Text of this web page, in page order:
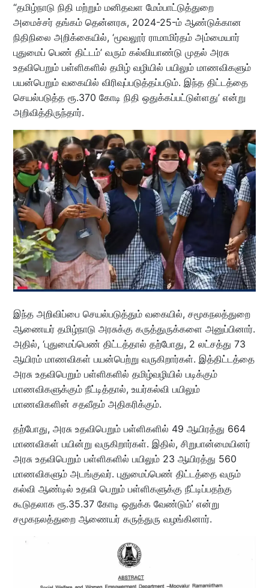
“தமிழ்நாடு நிதி மற்றும் மனிதவள மேம்பாட்டுத்துறை
அமைச்சர் தங்கம் தென்னரசு, 2024-25-ம் ஆண்டுக்கான
நிதிநிலை அறிக்கையில், ‘மூவலூர் ராமாமிர்தம் அம்மையார்
புதுமைப் பெண் திட்டம்’ வரும் கல்வியாண்டு முதல் அரசு
உதவிபெறும் பள்ளிகளில் தமிழ் வழியில் பயிலும் மாணவிகளும்
பயன்பெறும் வகையில் விரிவுப்படுத்தப்படும். இந்த திட்டத்தை
செயல்படுத்த ரூ.370 கோடி நிதி ஒதுக்கப்பட்டுள்ளது’ என்று
அறிவித்திருந்தார்.
இந்த அறிவிப்பை செயல்படுத்தும் வகையில், சமூகநலத்துறை
ஆணையர் தமிழ்நாடு அரசுக்கு கருத்துருக்களை அனுப்பினார்.
அதில், ‘புதுமைப்பெண் திட்டத்தால் தற்போது, 2 லட்சத்து 73
ஆயிரம் மாணவிகள் பயன்பெற்று வருகிறார்கள். இத்திட்டத்தை
அரசு உதவிபெறும் பள்ளிகளில் தமிழ்வழியில் படிக்கும்
மாணவிகளுக்கும் நீட்டித்தால், உயர்கல்வி பயிலும்
மாணவிகளின் சதவீதம் அதிகரிக்கும்.
தற்போது, அரசு உதவிபெறும் பள்ளிகளில் 49 ஆயிரத்து 664
மாணவிகள் பயின்று வருகிறார்கள். இதில், சிறுபான்மையினர்
அரசு உதவிபெறும் பள்ளிகளில் பயிலும் 23 ஆயிரத்து 560
மாணவிகளும் அடங்குவர். புதுமைப்பெண் திட்டத்தை வரும்
கல்வி ஆண்டில் உதவி பெறும் பள்ளிகளுக்கு நீட்டிப்பதற்கு
கூடுதலாக ரூ.35.37 கோடி ஒதுக்க வேண்டும்’ என்று
சமூகநலத்துறை ஆணையர் கருத்துரு வழங்கினார்.